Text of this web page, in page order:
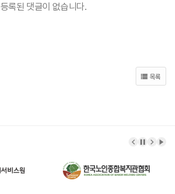
등록된 댓글이 없습니다.
목록
이전 배너
배너 정
다음
배